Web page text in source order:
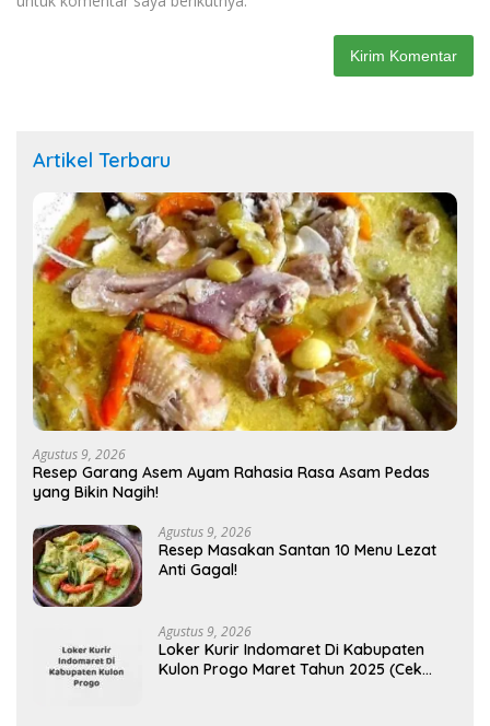
Artikel Terbaru
Agustus 9, 2026
Resep Garang Asem Ayam Rahasia Rasa Asam Pedas
yang Bikin Nagih!
Agustus 9, 2026
Resep Masakan Santan 10 Menu Lezat
Anti Gagal!
Agustus 9, 2026
Loker Kurir Indomaret Di Kabupaten
Kulon Progo Maret Tahun 2025 (Cek